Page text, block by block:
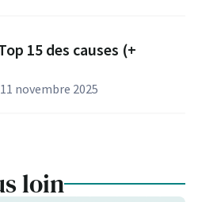
15 des causes (+
11 novembre 2025
loin